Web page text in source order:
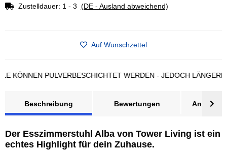
Zustelldauer: 1 - 3 (DE - Ausland abweichend)
Auf Wunschzettel
PULVERBESCHICHTET WERDEN - JEDOCH LÄNGERE
Beschreibung Bewertungen Angebot
Der Esszimmerstuhl Alba von Tower Living ist ein
echtes Highlight für dein Zuhause.